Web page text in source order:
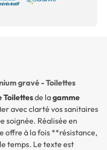
gravé - Toilettes
Toilettesde lagamme
avec clarté vos sanitaires
soignée. Réalisée en
offre à la fois **résistance,
temps. Le texte est